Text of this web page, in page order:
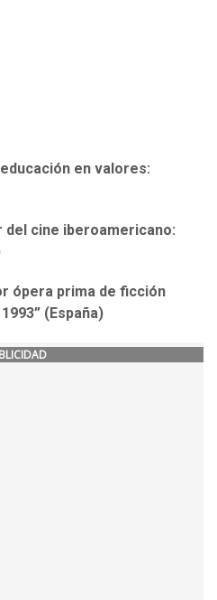
en valores:
del cine iberoamericano:
ópera prima de ficción
(España)